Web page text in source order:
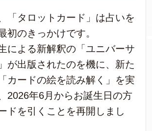
「タロットカード」は占いを
初のきっかけです。
による新解釈の「ユニバーサ
が出版されたのを機に、新た
カードの絵を読み解く」を実
2026年6月からお誕生日の方
ドを引くことを再開しまし